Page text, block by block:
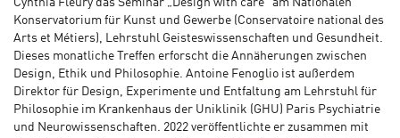
Cynthia Fleury das Seminar „Design with care“ am Nationalen
Konservatorium für Kunst und Gewerbe (Conservatoire national des
Arts et Métiers), Lehrstuhl Geisteswissenschaften und Gesundheit.
Dieses monatliche Treffen erforscht die Annäherungen zwischen
Design, Ethik und Philosophie. Antoine Fenoglio ist außerdem
Direktor für Design, Experimente und Entfaltung am Lehrstuhl für
Philosophie im Krankenhaus der Uniklinik (GHU) Paris Psychiatrie
und Neurowissenschaften. 2022 veröffentlichte er zusammen mit